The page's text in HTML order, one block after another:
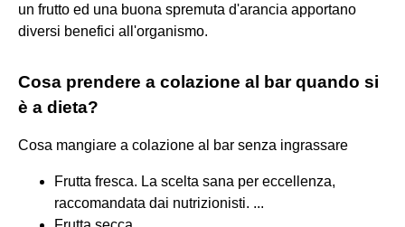
un frutto ed una buona spremuta d'arancia apportano
diversi benefici all'organismo.
Cosa prendere a colazione al bar quando si
è a dieta?
Cosa mangiare a colazione al bar senza ingrassare
Frutta fresca. La scelta sana per eccellenza,
raccomandata dai nutrizionisti. ...